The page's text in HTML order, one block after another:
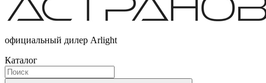
официальный дилер Arlight
Каталог